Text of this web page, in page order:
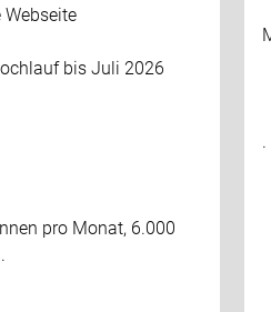
Webseite
bis Juli 2026
pro Monat, 6.000
.